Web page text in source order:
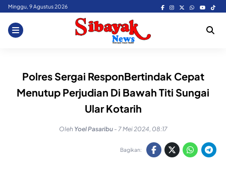
Skip
content
Minggu, 9 Agustus 2026
Polres Sergai ResponBertindak Cepat
Menutup Perjudian Di Bawah Titi Sungai
Ular Kotarih
Oleh Yoel Pasaribu - 7 Mei 2024, 08:17
Bagikan: